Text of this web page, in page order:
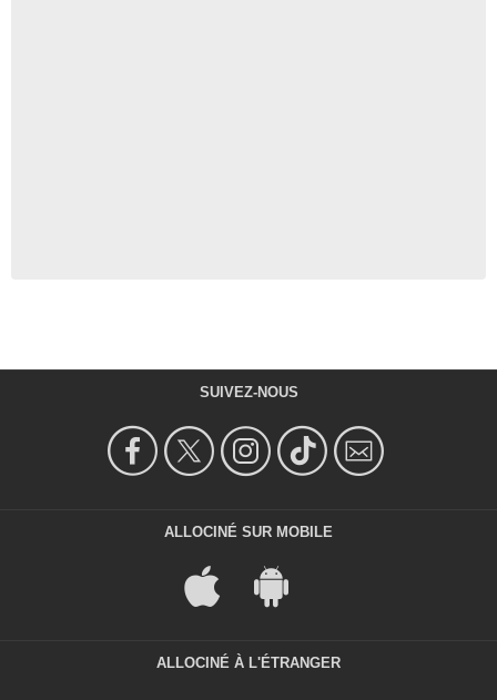
SUIVEZ-NOUS
ALLOCINÉ SUR MOBILE
ALLOCINÉ À L'ÉTRANGER